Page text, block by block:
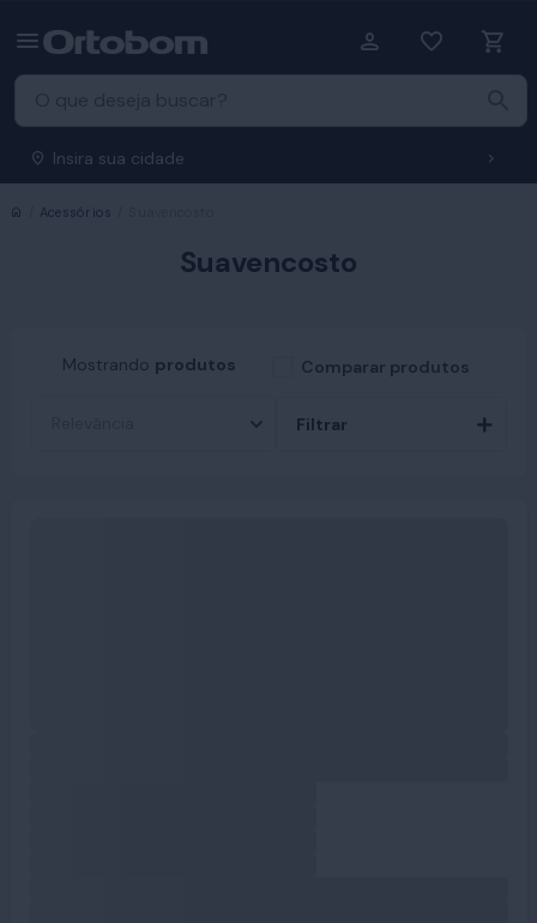
Insira sua cidade
Início
Acessórios
Suavencosto
Mostrando produtos Comparar produtos
Filtrar